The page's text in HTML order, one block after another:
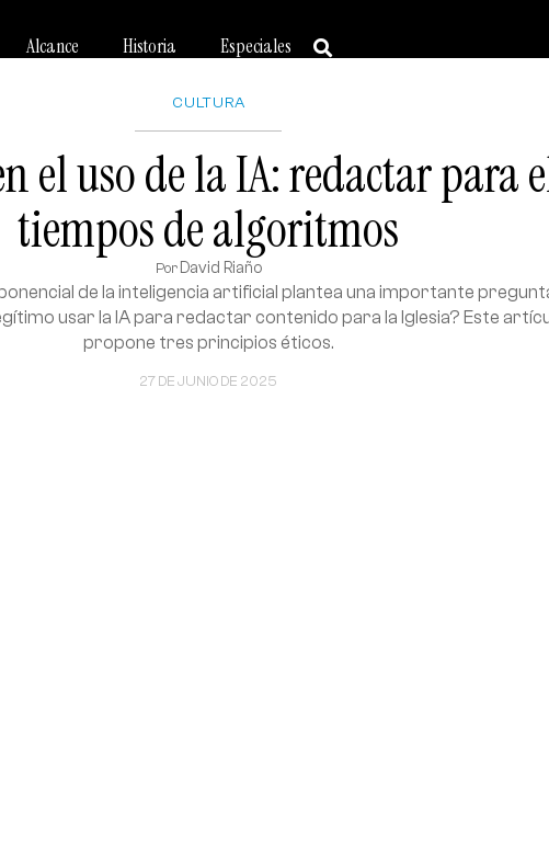
Alcance Historia Especiales
CULTURA
el uso de la IA: redactar para
tiempos de algoritmos
Por David Riaño
27 DE JUNIO DE 2025
de la inteligencia artificial plantea una importante
usar la IA para redactar contenido para la Iglesia? Este
propone tres principios éticos.